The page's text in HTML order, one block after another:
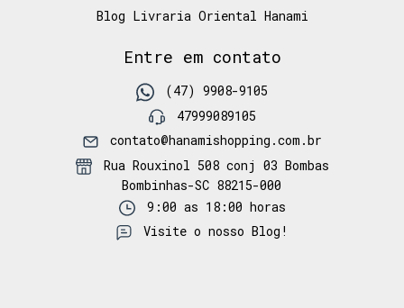
Blog Livraria Oriental Hanami
Entre em contato
(47) 9908-9105
47999089105
contato@hanamishopping.com.br
Rua Rouxinol 508 conj 03 Bombas
Bombinhas-SC 88215-000
9:00 as 18:00 horas
Visite o nosso Blog!